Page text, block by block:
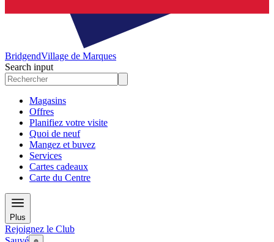
BridgendVillage de Marques
Search input
Magasins
Offres
Planifiez votre visite
Quoi de neuf
Mangez et buvez
Services
Cartes cadeaux
Carte du Centre
Plus
Rejoignez le Club